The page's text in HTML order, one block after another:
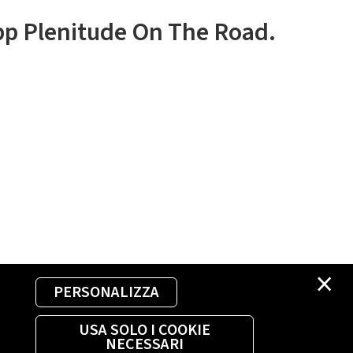
×
PERSONALIZZA
USA SOLO I COOKIE
NECESSARI
Plenitude On The Road.